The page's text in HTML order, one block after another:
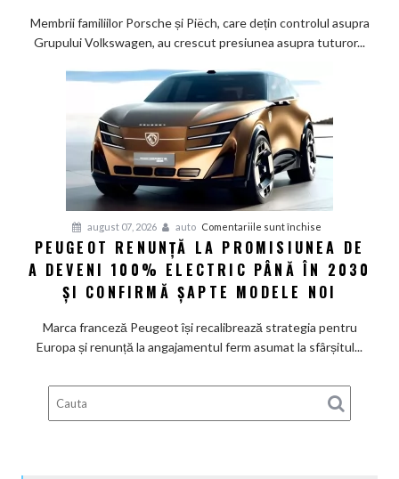
care
măsuri
rapide
de
Membrii familiilor Porsche și Piëch, care dețin controlul asupra
Grupului Volkswagen, au crescut presiunea asupra tuturor...
august 07, 2026 auto Comentariile sunt închise
Peugeot
renunță
la
de
a
electric
până
PEUGEOT RENUNȚĂ LA PROMISIUNEA DE
A DEVENI 100% ELECTRIC PÂNĂ ÎN 2030
ȘI CONFIRMĂ ȘAPTE MODELE NOI
Marca franceză Peugeot își recalibrează strategia pentru
Europa și renunță la angajamentul ferm asumat la sfârșitul...